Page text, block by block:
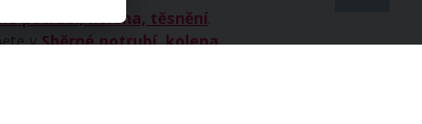
potrubí, kolena, těsnění
vSběrné potrubí, kolena,